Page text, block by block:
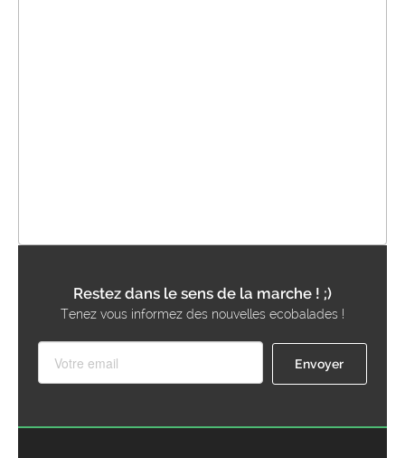
Restez dans le sens de la marche ! ;)
Tenez vous informez des nouvelles ecobalades !